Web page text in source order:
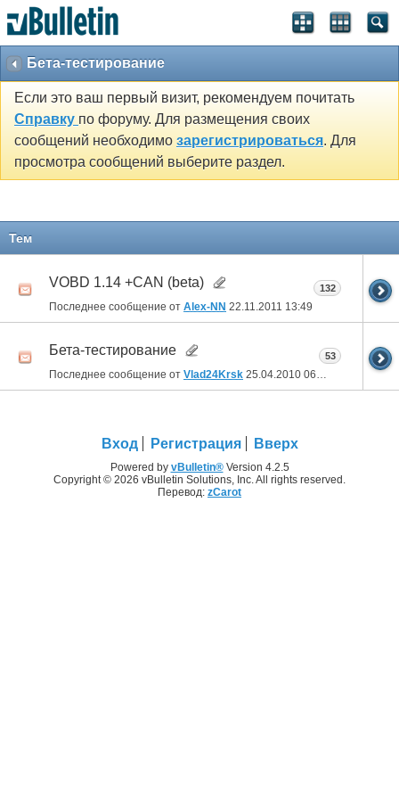
Бета-тестирование
Если это ваш первый визит, рекомендуем почитать
Справку по форуму. Для размещения своих
сообщений необходимо зарегистрироваться. Для
просмотра сообщений выберите раздел.
Тем
VOBD 1.14 +CAN (beta)
Последнее сообщение от Alex-NN 22.11.2011 13:49
132
Бета-тестирование
Последнее сообщение от Vlad24Krsk 25.04.2010 06:52
53
Вход Регистрация Вверх
Powered by vBulletin®Version 4.2.5
Copyright © 2026 vBulletin Solutions, Inc. All rights reserved.
Перевод: zCarot